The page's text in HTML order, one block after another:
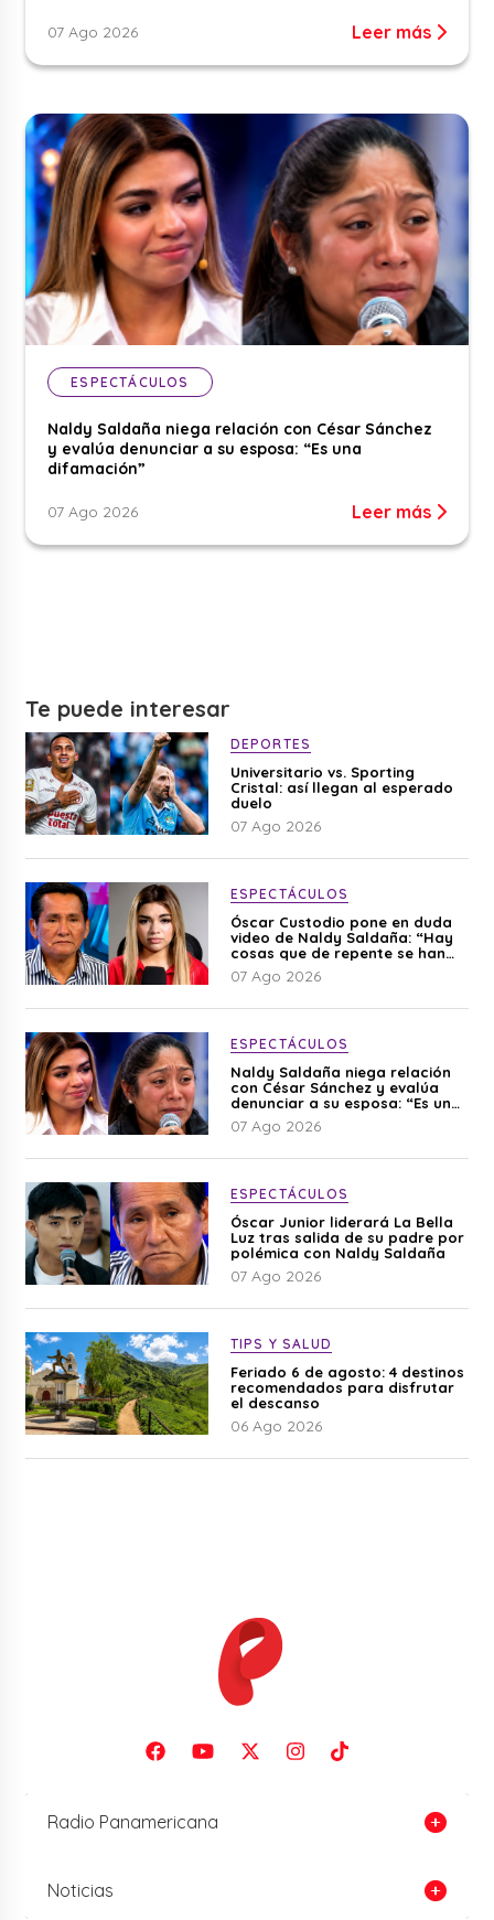
07 Ago 2026 Leer más
ESPECTÁCULOS
Naldy Saldaña niega relación con César Sánchez
y evalúa denunciar a su esposa: “Es una
difamación”
07 Ago 2026 Leer más
Te puede interesar
DEPORTES
Universitario vs. Sporting
Cristal: así llegan al esperado
duelo
07 Ago 2026
ESPECTÁCULOS
Óscar Custodio pone en duda
video de Naldy Saldaña: “Hay
cosas que de repente se han
editado”
07 Ago 2026
ESPECTÁCULOS
Naldy Saldaña niega relación
con César Sánchez y evalúa
denunciar a su esposa: “Es una
difamación”
07 Ago 2026
ESPECTÁCULOS
Óscar Junior liderará La Bella
Luz tras salida de su padre por
polémica con Naldy Saldaña
07 Ago 2026
TIPS Y SALUD
Feriado 6 de agosto: 4 destinos
recomendados para disfrutar
el descanso
06 Ago 2026
Radio Panamericana
Noticias